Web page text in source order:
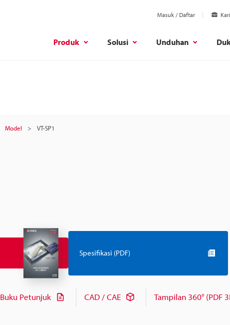
Masuk / Daftar
Produk Solusi Unduhan
Model VT-SP1
Spesifikasi (PDF)
Buku Petunjuk CAD / CAE Tampilan 360° (PDF